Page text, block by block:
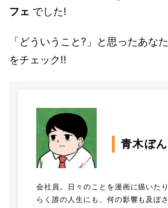
フェ でした!
「どういうこと?」と思ったあなた
をチェック!!
青木ぼ
会社員。日々のことを漫画に描いた
らく誰の人生にも、何の影響も及ぼ